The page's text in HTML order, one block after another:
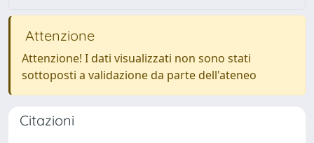
Attenzione
Attenzione! I dati visualizzati non sono stati
sottoposti a validazione da parte dell'ateneo
Citazioni